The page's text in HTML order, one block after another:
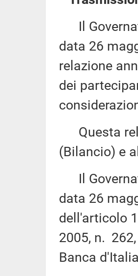
Il
data 26
relazione
dei
Questa
(Bilancio) e
Il
data 26
dell'articolo
2005, n.
Banca